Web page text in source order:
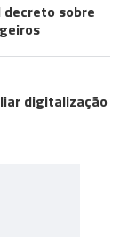
decreto sobre
digitalização